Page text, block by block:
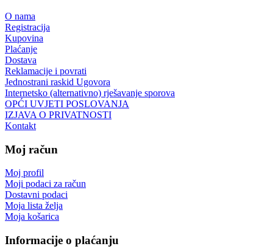
O nama
Registracija
Kupovina
Plaćanje
Dostava
Reklamacije i povrati
Jednostrani raskid Ugovora
Internetsko (alternativno) rješavanje sporova
OPĆI UVJETI POSLOVANJA
IZJAVA O PRIVATNOSTI
Kontakt
Moj račun
Moj profil
Moji podaci za račun
Dostavni podaci
Moja lista želja
Moja košarica
Informacije o plaćanju